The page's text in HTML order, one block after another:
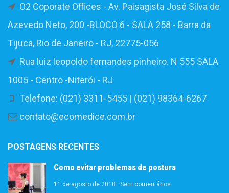
O2 Coporate Offices - Av. Paisagista José Silva de
Azevedo Neto, 200 -BLOCO 6 - SALA 258 - Barra da
Tijuca, Rio de Janeiro - RJ, 22775-056
Rua luiz leopoldo fernandes pinheiro. N 555 SALA
1005 - Centro -Niterói - RJ
Telefone: (021) 3311-5455 | (021) 98364-6267
contato@ecomedice.com.br
POSTAGENS RECENTES
Como evitar problemas de postura
11 de agosto de 2018 Sem comentários